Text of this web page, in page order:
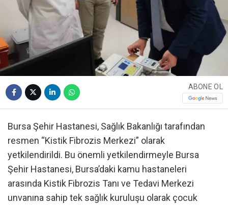
ABONE OL
Bursa Şehir Hastanesi, Sağlık Bakanlığı tarafından
resmen “Kistik Fibrozis Merkezi” olarak
yetkilendirildi. Bu önemli yetkilendirmeyle Bursa
Şehir Hastanesi, Bursa’daki kamu hastaneleri
arasında Kistik Fibrozis Tanı ve Tedavi Merkezi
unvanına sahip tek sağlık kuruluşu olarak çocuk